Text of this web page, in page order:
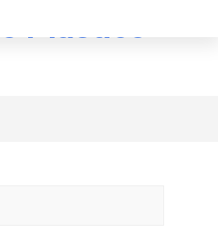
Deutsch
Plástico